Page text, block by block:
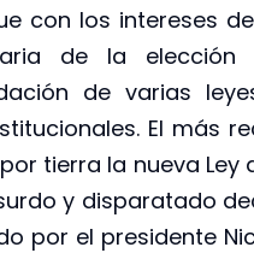
con los intereses
de la
de varias
El más
tierra la nueva
y disparatado
por el presidente